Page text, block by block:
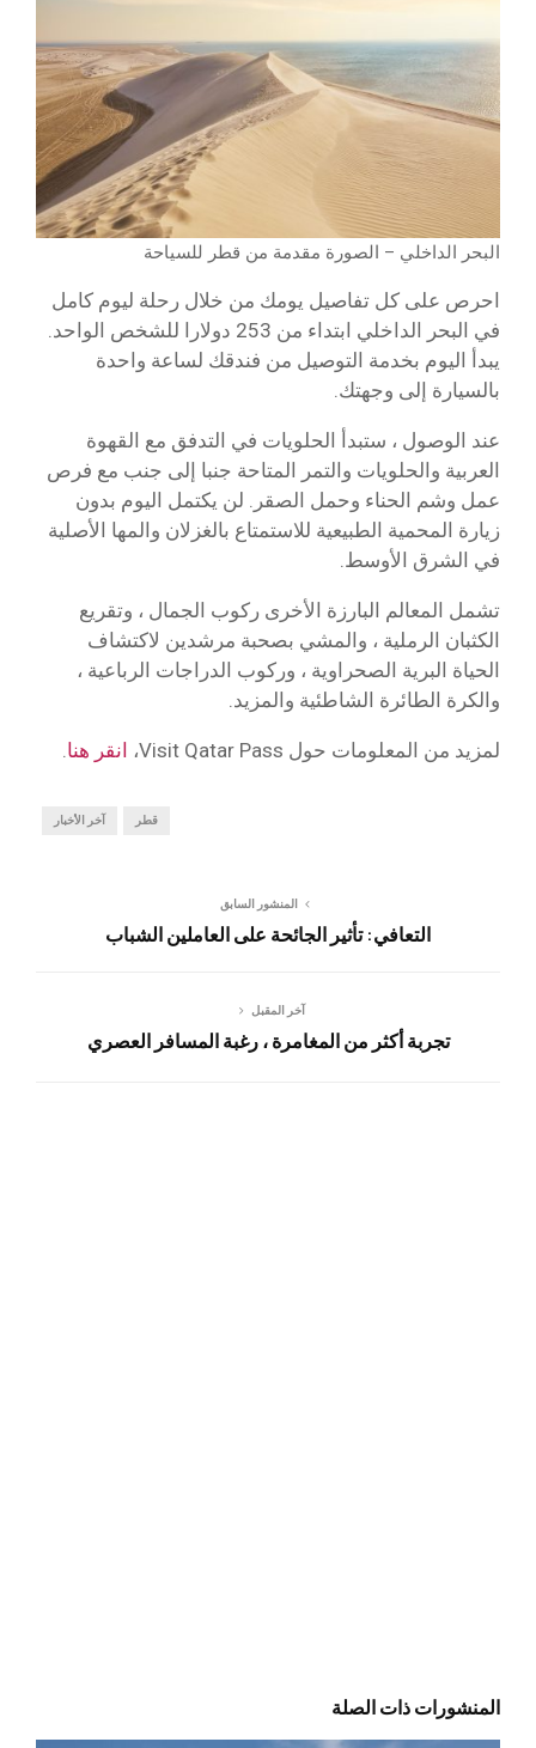
البحر الداخلي – الصورة مقدمة من قطر للسياحة
احرص على كل تفاصيل يومك من خلال رحلة ليوم كامل
في البحر الداخلي ابتداء من 253 دولارا للشخص الواحد.
يبدأ اليوم بخدمة التوصيل من فندقك لساعة واحدة
بالسيارة إلى وجهتك.
عند الوصول ، ستبدأ الحلويات في التدفق مع القهوة
العربية والحلويات والتمر المتاحة جنبا إلى جنب مع فرص
عمل وشم الحناء وحمل الصقر. لن يكتمل اليوم بدون
زيارة المحمية الطبيعية للاستمتاع بالغزلان والمها الأصلية
في الشرق الأوسط.
تشمل المعالم البارزة الأخرى ركوب الجمال ، وتقريع
الكثبان الرملية ، والمشي بصحبة مرشدين لاكتشاف
الحياة البرية الصحراوية ، وركوب الدراجات الرباعية ،
والكرة الطائرة الشاطئية والمزيد.
لمزيد من المعلومات حول Visit Qatar Pass، انقر هنا.
آخر الأخبار قطر
المنشور السابق
التعافي: تأثير الجائحة على العاملين الشباب
آخر المقبل
تجربة أكثر من المغامرة ، رغبة المسافر العصري
المنشورات ذات الصلة